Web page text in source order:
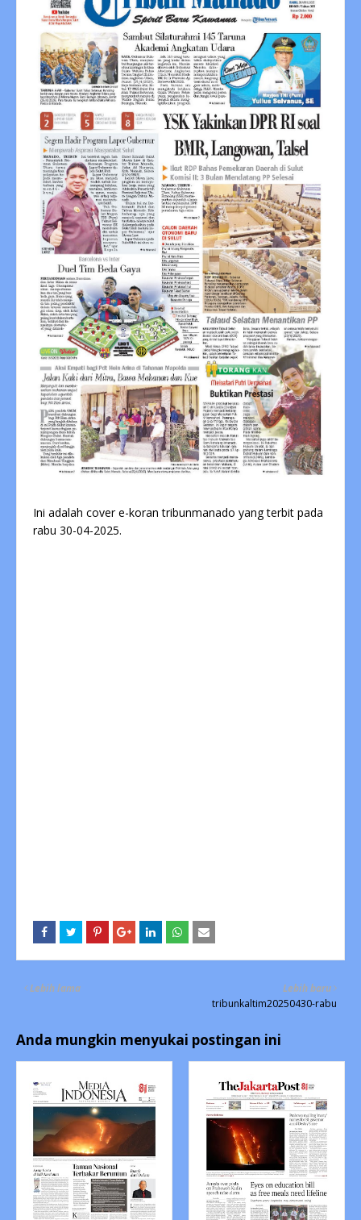
Ini adalah cover e-koran tribunmanado yang terbit pada
rabu 30-04-2025.
Lebih baru
tribunkaltim20250430-rabu
Lebih lama
Anda mungkin menyukai postingan ini